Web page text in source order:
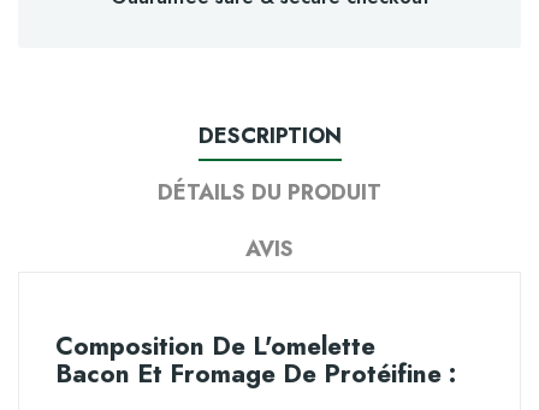
DESCRIPTION
DÉTAILS DU PRODUIT
AVIS
Composition De L'omelette
Bacon Et Fromage De Protéifine :